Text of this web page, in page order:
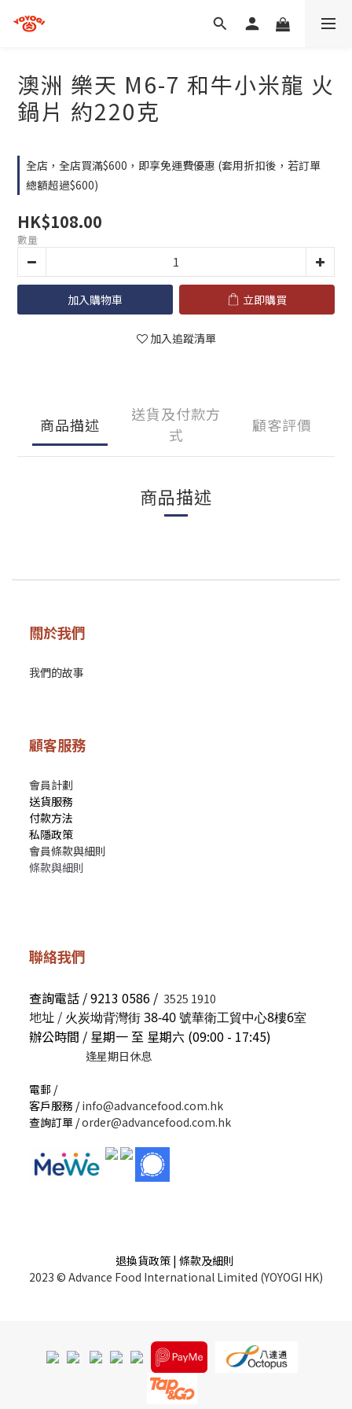
澳洲 樂天 M6-7 和牛小米龍 火
鍋片 約220克
全店，全店買滿$600，即享免運費優惠 (套用折扣後，若訂單
總額超過$600)
HK$108.00
數量
加入購物車 立即購買
加入追蹤清單
商品描述
送貨及付款方
式
顧客評價
商品描述
關於我們
我們的故事
顧客服務
會員計劃
送貨服務
付款方法
私隱政策
會員條款與細則
條款與細則
聯絡我們
查詢電話 / 9213 0586 / 3525 1910
地址 / 火炭坳背灣街 38-40 號華衛工貿中心8樓6室
辦公時間 / 星期一 至 星期六 (09:00 - 17:45)
逢星期日休息
電郵 /
客戶服務 /info@advancefood.com.hk
查詢訂單 /order@advancefood.com.hk
退換貨政策 | 條款及細則
2023 © Advance Food International Limited (YOYOGI HK)